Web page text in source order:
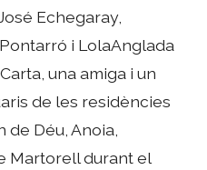
Echegaray,
i LolaAnglada
una amiga i un
de les residències
de Déu, Anoia,
Martorell durant el